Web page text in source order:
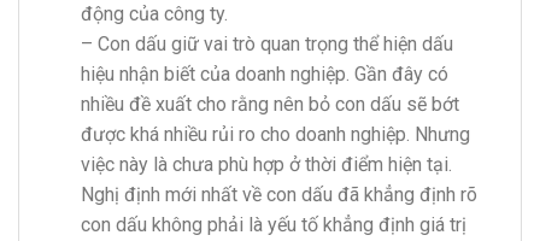
động của công ty.
– Con dấu giữ vai trò quan trọng thể hiện dấu
hiệu nhận biết của doanh nghiệp. Gần đây có
nhiều đề xuất cho rằng nên bỏ con dấu sẽ bớt
được khá nhiều rủi ro cho doanh nghiệp. Nhưng
việc này là chưa phù hợp ở thời điểm hiện tại.
Nghị định mới nhất về con dấu đã khẳng định rõ
con dấu không phải là yếu tố khẳng định giá trị